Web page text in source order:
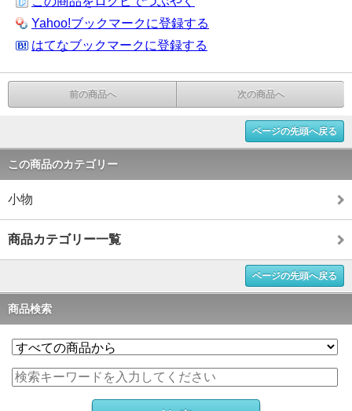
Yahoo!ブックマークに登録する
はてなブックマークに登録する
前の商品へ 次の商品へ
ページの先頭へ戻る
この商品のカテゴリー
小物
商品カテゴリー一覧
ページの先頭へ戻る
商品検索